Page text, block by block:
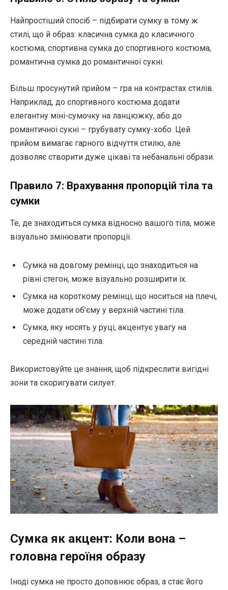
Найпростіший спосіб – підбирати сумку в тому ж
стилі, що й образ: класична сумка до класичного
костюма, спортивна сумка до спортивного костюма,
романтична сумка до романтичної сукні.
Більш просунутий прийом – гра на контрастах стилів.
Наприклад, до спортивного костюма додати
елегантну міні-сумочку на ланцюжку, або до
романтичної сукні – грубувату сумку-хобо. Цей
прийом вимагає гарного відчуття стилю, але
дозволяє створити дуже цікаві та небанальні образи.
Правило 7: Врахування пропорцій тіла та
сумки
Те, де знаходиться сумка відносно вашого тіла, може
візуально змінювати пропорції.
Сумка на довгому ремінці, що знаходиться на
рівні стегон, може візуально розширити їх.
Сумка на короткому ремінці, що носиться на плечі,
може додати об’єму у верхній частині тіла.
Сумка, яку носять у руці, акцентує увагу на
середній частині тіла.
Використовуйте це знання, щоб підкреслити вигідні
зони та скоригувати силует.
Сумка як акцент: Коли вона –
головна героїня образу
Іноді сумка не просто доповнює образ, а стає його